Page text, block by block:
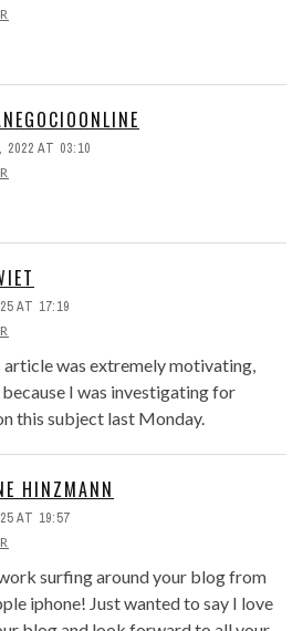
2022 AT 03:10
AT 17:19
article was extremely motivating,
I was investigating for
this subject last Monday.
HINZMANN
AT 19:57
surfing around your blog from
iphone! Just wanted to say I love